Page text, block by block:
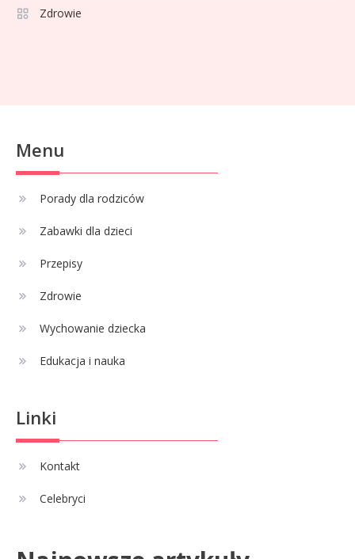
3
Celebryci
Zdrowie
Menu
Porady dla rodziców
Zabawki dla dzieci
Przepisy
Zdrowie
Wychowanie dziecka
Edukacja i nauka
Linki
Kontakt
Celebryci